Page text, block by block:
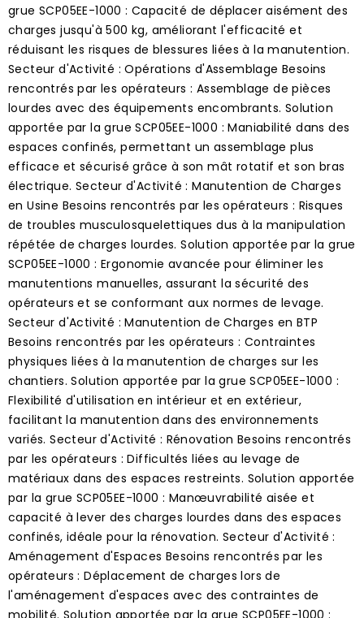
grue SCP05EE-1000 : Capacité de déplacer aisément des
charges jusqu'à 500 kg, améliorant l'efficacité et
réduisant les risques de blessures liées à la manutention.
Secteur d'Activité : Opérations d'Assemblage Besoins
rencontrés par les opérateurs : Assemblage de pièces
lourdes avec des équipements encombrants. Solution
apportée par la grue SCP05EE-1000 : Maniabilité dans des
espaces confinés, permettant un assemblage plus
efficace et sécurisé grâce à son mât rotatif et son bras
électrique. Secteur d'Activité : Manutention de Charges
en Usine Besoins rencontrés par les opérateurs : Risques
de troubles musculosquelettiques dus à la manipulation
répétée de charges lourdes. Solution apportée par la grue
SCP05EE-1000 : Ergonomie avancée pour éliminer les
manutentions manuelles, assurant la sécurité des
opérateurs et se conformant aux normes de levage.
Secteur d'Activité : Manutention de Charges en BTP
Besoins rencontrés par les opérateurs : Contraintes
physiques liées à la manutention de charges sur les
chantiers. Solution apportée par la grue SCP05EE-1000 :
Flexibilité d'utilisation en intérieur et en extérieur,
facilitant la manutention dans des environnements
variés. Secteur d'Activité : Rénovation Besoins rencontrés
par les opérateurs : Difficultés liées au levage de
matériaux dans des espaces restreints. Solution apportée
par la grue SCP05EE-1000 : Manœuvrabilité aisée et
capacité à lever des charges lourdes dans des espaces
confinés, idéale pour la rénovation. Secteur d'Activité :
Aménagement d'Espaces Besoins rencontrés par les
opérateurs : Déplacement de charges lors de
l'aménagement d'espaces avec des contraintes de
mobilité. Solution apportée par la grue SCP05EE-1000 :